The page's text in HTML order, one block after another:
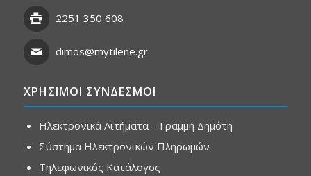
2251 350 608
dimos@mytilene.gr
ΧΡΗΣΙΜΟΙ ΣΥΝΔΕΣΜΟΙ
Ηλεκτρονικά Αιτήματα – Γραμμή Δημότη
Σύστημα Ηλεκτρονικών Πληρωμών
Τηλεφωνικός Κατάλογος